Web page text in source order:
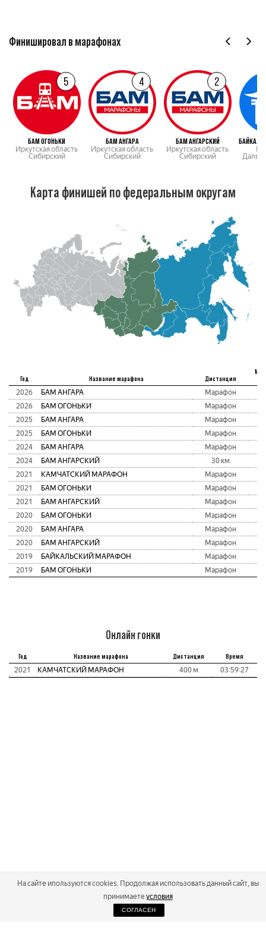
Финишировал в марафонах
5
БАМ ОГОНЬКИ
Иркутская область
Сибирский
4
БАМ АНГАРА
Иркутская область
Сибирский
2
БАМ АНГАРСКИЙ
Иркутская область
Сибирский
Карта финишей по федеральным округам
Год Название марафона Дистанция
2026 БАМ АНГАРА Марафон
2026
БАМ ОГОНЬКИ Марафон
2025
БАМ АНГАРА Марафон
2025
БАМ ОГОНЬКИ Марафон
2024
БАМ АНГАРА Марафон
2024
БАМ АНГАРСКИЙ 30 км
2021
КАМЧАТСКИЙ МАРАФОН Марафон
2021
БАМ ОГОНЬКИ Марафон
2021
БАМ АНГАРСКИЙ Марафон
2020
БАМ ОГОНЬКИ Марафон
2020
БАМ АНГАРА Марафон
2020
БАМ АНГАРСКИЙ Марафон
2019
БАЙКАЛЬСКИЙ МАРАФОН Марафон
2019
БАМ ОГОНЬКИ Марафон
Онлайн гонки
Год Название марафона Дистанция Время
2021 КАМЧАТСКИЙ МАРАФОН 400 м 03:59:27
На сайте ипользуются cookies. Продолжая использовать данный сайт, вы
принимаете условия
СОГЛАСЕН